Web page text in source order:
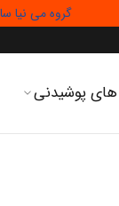
گروه می نیا
پوشیدنی